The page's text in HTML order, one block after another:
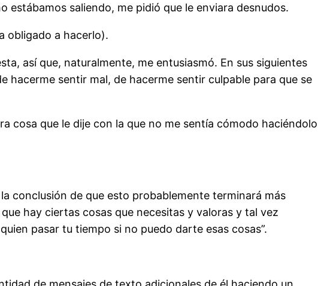
estábamos saliendo, me pidió que le enviara desnudos.
obligado a hacerlo).
así que, naturalmente, me entusiasmó. En sus siguientes
hacerme sentir mal, de hacerme sentir culpable para que se
cosa que le dije con la que no me sentía cómodo haciéndolo
conclusión de que esto probablemente terminará más
hay ciertas cosas que necesitas y valoras y tal vez
pasar tu tiempo si no puedo darte esas cosas”.